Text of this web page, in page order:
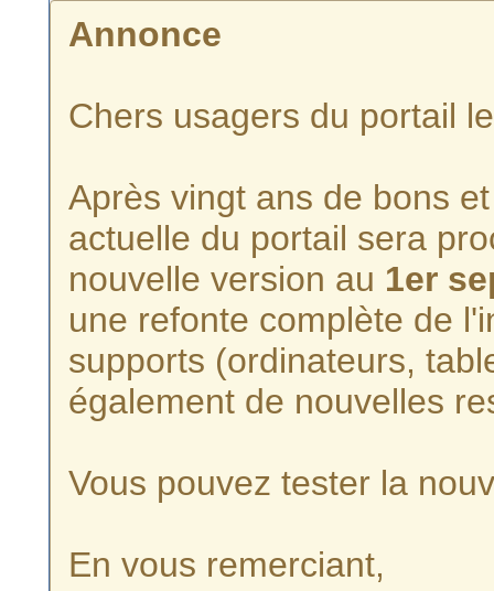
Annonce
Chers usagers du portail
Après vingt ans de bons
actuelle du portail sera
nouvelle version au 1er
une refonte complète de
supports (ordinateurs,
également de nouvelles
Vous pouvez tester la
En vous remerciant,